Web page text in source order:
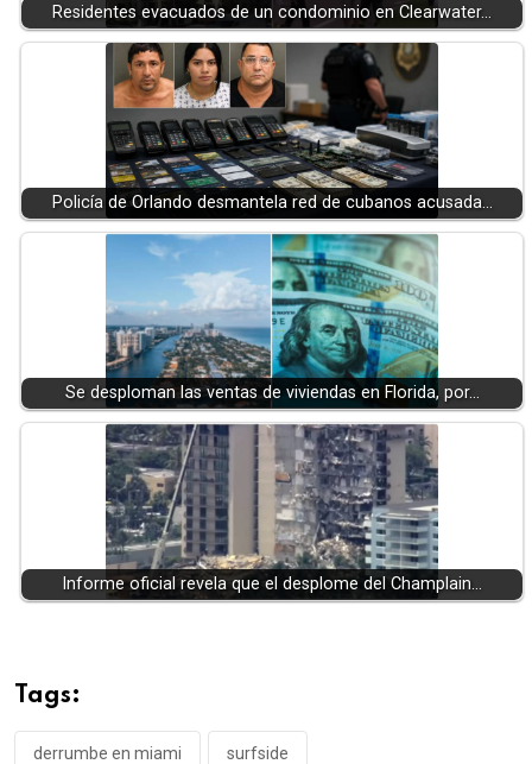
Residentes evacuados de un condominio en Clearwater…
Policía de Orlando desmantela red de cubanos acusada…
Se desploman las ventas de viviendas en Florida, por…
Informe oficial revela que el desplome del Champlain…
Tags:
derrumbe en miami surfside